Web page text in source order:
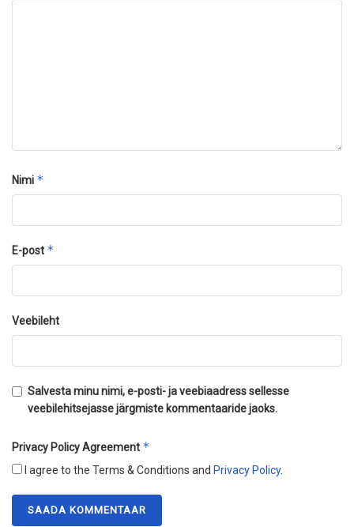
Nimi *
E-post *
Veebileht
Salvesta minu nimi, e-posti- ja veebiaadress sellesse
veebilehitsejasse järgmiste kommentaaride jaoks.
Privacy Policy Agreement *
I agree to the Terms & Conditions and Privacy Policy.